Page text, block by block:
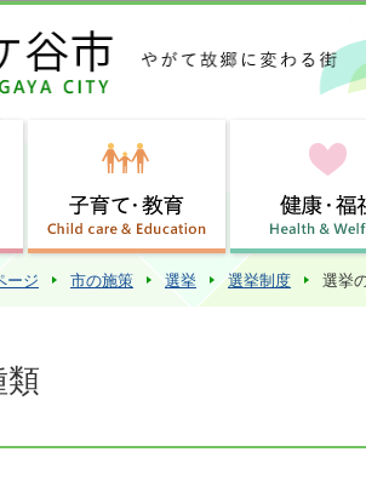
この
ージ 市の施策 選挙 選挙制度 選挙
類